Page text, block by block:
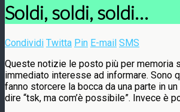
Soldi, soldi, soldi…
Condividi Twitta Pin E-mail SMS
Queste notizie le posto più per memoria
immediato interesse ad informare. Sono
fanno storcere la bocca da una parte in
dire “tsk, ma com’è possibile”. Invece è